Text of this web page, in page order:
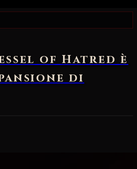
of Hatred è
di